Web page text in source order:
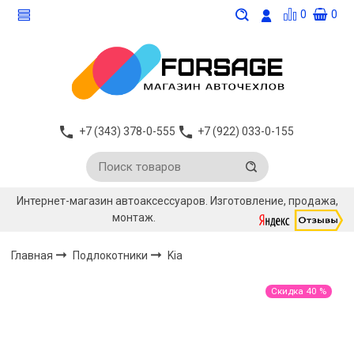
0 0
+7 (343) 378-0-555 +7 (922) 033-0-155
Интернет-магазин автоаксессуаров. Изготовление, продажа,
монтаж.
Главная Подлокотники Kia
Скидка 40 %